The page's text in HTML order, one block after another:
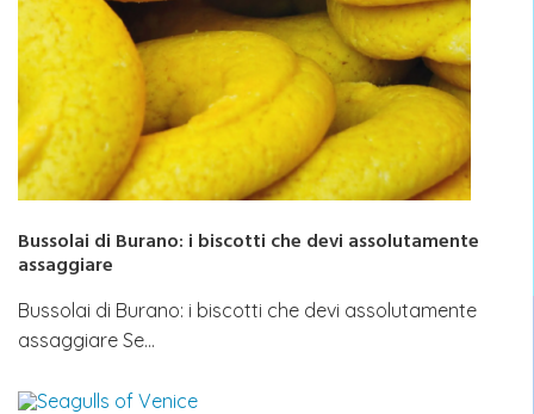
Bussolai di Burano: i biscotti che devi assolutamente
assaggiare
Bussolai di Burano: i biscotti che devi assolutamente
assaggiare Se…